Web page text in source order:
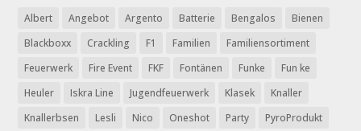
Albert Angebot Argento Batterie Bengalos
Bienen
Blackboxx
Crackling F1 Familien
Familiensortiment
Feuerwerk
Fire Event FKF Fontänen Funke
Fun ke
Heuler
Iskra Line Jugendfeuerwerk Klasek
Knaller
Knallerbsen
Lesli Nico Oneshot Party
PyroProdukt